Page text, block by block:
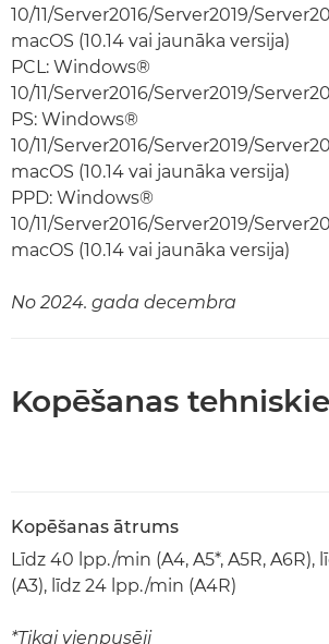
10/11/Server2016/Server2019/
macOS (10.14 vai jaunāka versija)
PCL: Windows®
10/11/Server2016/Server2019/
PS: Windows®
10/11/Server2016/Server2019/
macOS (10.14 vai jaunāka versija)
PPD: Windows®
10/11/Server2016/Server2019/
macOS (10.14 vai jaunāka versija)
No 2024. gada decembra
Kopēšanas
Kopēšanas ātrums
Līdz 40 lpp./min (A4, A5*, A5R, A6R),
(A3), līdz 24 lpp./min (A4R)
*Tikai vienpusēji